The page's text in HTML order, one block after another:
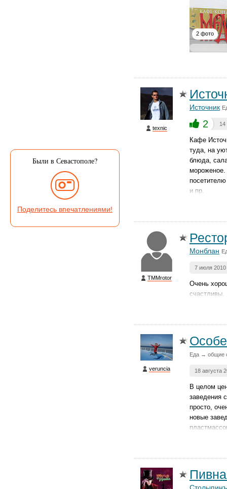
Были в Севастополе?
Поделитесь впечатлениями!
2 фото
texnic
Источник
2 14
Кафе
туда, на
блюда,
и пр.
TMMrotor
Монблан
7 июля 2010
Очень
счастливы.
veruncia
Еда → общие
18 августа
В целом
заведения
просто,
новые